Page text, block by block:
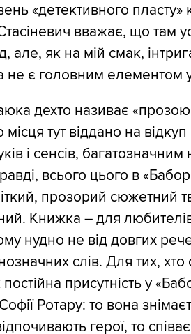
«детективного
вважає, що там
але, як на мій смак,
не є головним елементом
дехто називає «прозою
тут віддано на відкуп
і сенсів, багатозначним
всього цього в
прозорий сюжетний
Книжка – для
нудно не від довгих
слів. Для тих, хто
присутність у
Ротару: то вона
герої, то